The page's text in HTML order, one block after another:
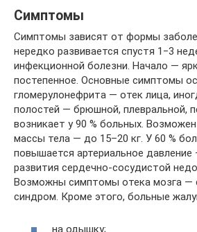
Симптомы
Симптомы зависят от формы
нередко развивается спустя 1‒3
инфекционной болезни. Начало —
постепенное. Основные симптомы
гломерулонефрита — отек лица,
полостей — брюшной, плевральной,
возникает у 90 % больных.
массы тела — до 15–20 кг. У 60 %
повышается артериальное
развития сердечно-сосудистой
Возможны симптомы отека мозга —
синдром. Кроме этого, больные
на одышку;